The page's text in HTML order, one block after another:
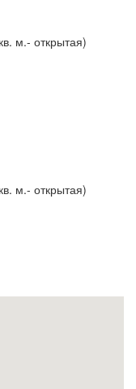
м.- открытая)
м.- открытая)